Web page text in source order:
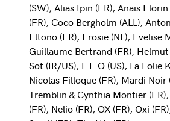
(SW), Alias Ipin (FR), Anaïs
(FR), Coco Bergholm (ALL),
Eltono (FR), Erosie (NL), Evelise
Guillaume Bertrand (FR),
Sot (IR/US), L.E.O (US), La Folie
Nicolas Filloque (FR), Mardi Noir
Tremblin & Cynthia Montier
(FR), Nelio (FR), OX (FR), Oxi